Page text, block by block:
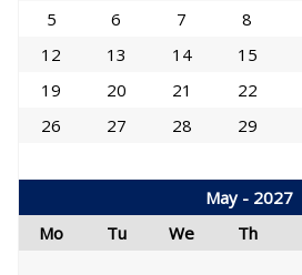
5
6 7 8
12
13 14 15
19
20 21 22
26
27 28 29
May - 2027
Mo
Tu We Th